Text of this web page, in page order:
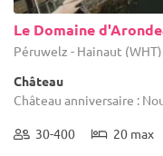
Le Domaine
Péruwelz - Hainaut (WHT)
Château
Château anniversaire :
30-400 20 max